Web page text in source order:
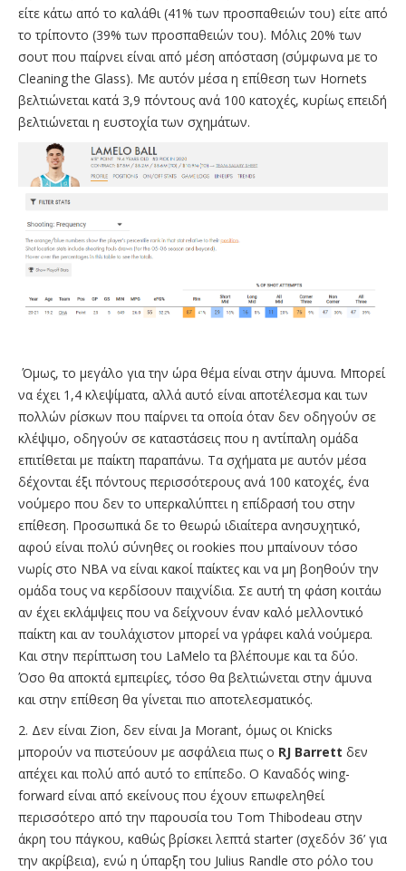
είτε κάτω από το καλάθι (41% των προσπαθειών του) είτε από
το τρίποντο (39% των προσπαθειών του). Μόλις 20% των
σουτ που παίρνει είναι από μέση απόσταση (σύμφωνα με το
Cleaning the Glass). Με αυτόν μέσα η επίθεση των Hornets
βελτιώνεται κατά 3,9 πόντους ανά 100 κατοχές, κυρίως επειδή
βελτιώνεται η ευστοχία των σχημάτων.
Όμως, το μεγάλο για την ώρα θέμα είναι στην άμυνα. Μπορεί
να έχει 1,4 κλεψίματα, αλλά αυτό είναι αποτέλεσμα και των
πολλών ρίσκων που παίρνει τα οποία όταν δεν οδηγούν σε
κλέψιμο, οδηγούν σε καταστάσεις που η αντίπαλη ομάδα
επιτίθεται με παίκτη παραπάνω. Τα σχήματα με αυτόν μέσα
δέχονται έξι πόντους περισσότερους ανά 100 κατοχές, ένα
νούμερο που δεν το υπερκαλύπτει η επίδρασή του στην
επίθεση. Προσωπικά δε το θεωρώ ιδιαίτερα ανησυχητικό,
αφού είναι πολύ σύνηθες οι rookies που μπαίνουν τόσο
νωρίς στο ΝΒΑ να είναι κακοί παίκτες και να μη βοηθούν την
ομάδα τους να κερδίσουν παιχνίδια. Σε αυτή τη φάση κοιτάω
αν έχει εκλάμψεις που να δείχνουν έναν καλό μελλοντικό
παίκτη και αν τουλάχιστον μπορεί να γράφει καλά νούμερα.
Και στην περίπτωση του LaMelo τα βλέπουμε και τα δύο.
Όσο θα αποκτά εμπειρίες, τόσο θα βελτιώνεται στην άμυνα
και στην επίθεση θα γίνεται πιο αποτελεσματικός.
2. Δεν είναι Zion, δεν είναι Ja Morant, όμως οι Knicks
μπορούν να πιστεύουν με ασφάλεια πως ο RJ Barrett δεν
απέχει και πολύ από αυτό το επίπεδο. Ο Καναδός wing-
forward είναι από εκείνους που έχουν επωφεληθεί
περισσότερο από την παρουσία του Tom Thibodeau στην
άκρη του πάγκου, καθώς βρίσκει λεπτά starter (σχεδόν 36’ για
την ακρίβεια), ενώ η ύπαρξη του Julius Randle στο ρόλο του